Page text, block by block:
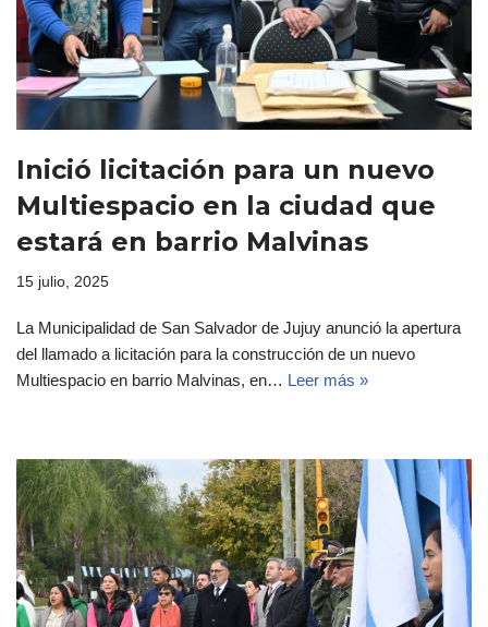
Inició licitación para un nuevo
Multiespacio en la ciudad que
estará en barrio Malvinas
15 julio, 2025
La Municipalidad de San Salvador de Jujuy anunció la apertura
del llamado a licitación para la construcción de un nuevo
Multiespacio en barrio Malvinas, en… Leer más »